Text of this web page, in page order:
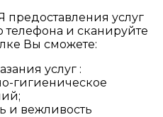
услуг
и сканируйте
Вы сможете:
услуг :
гигиеническое
и вежливость